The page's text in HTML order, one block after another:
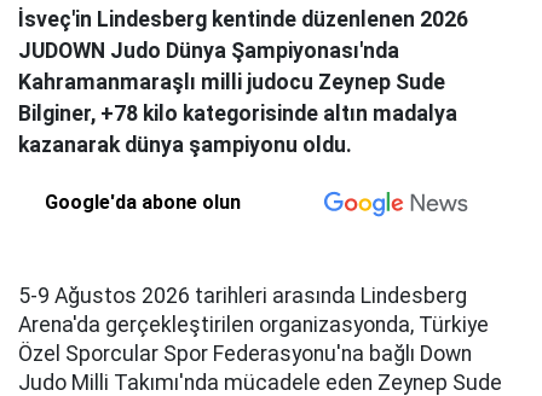
İsveç'in Lindesberg kentinde düzenlenen 2026
JUDOWN Judo Dünya Şampiyonası'nda
Kahramanmaraşlı milli judocu Zeynep Sude
Bilginer, +78 kilo kategorisinde altın madalya
kazanarak dünya şampiyonu oldu.
Google'da abone olun
5-9 Ağustos 2026 tarihleri arasında Lindesberg
Arena'da gerçekleştirilen organizasyonda, Türkiye
Özel Sporcular Spor Federasyonu'na bağlı Down
Judo Milli Takımı'nda mücadele eden Zeynep Sude